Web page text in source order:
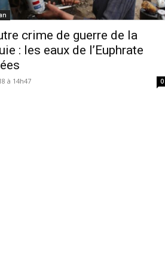
crime de guerre de la
: les eaux de l’Euphrate
à 14h47 0